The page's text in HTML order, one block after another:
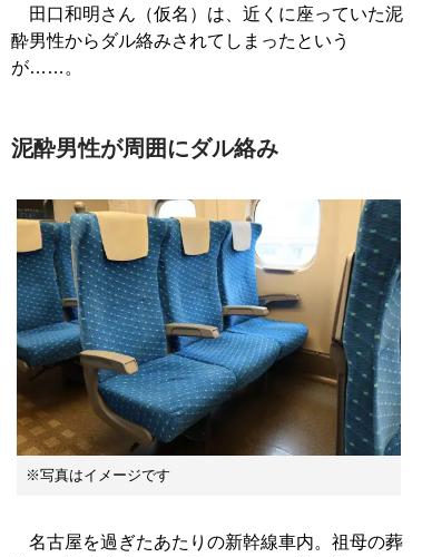
田口和明さん（仮名）は、近くに座っていた泥
酔男性からダル絡みされてしまったという
が……。
泥酔男性が周囲にダル絡み
※写真はイメージです
名古屋を過ぎたあたりの新幹線車内。祖母の葬